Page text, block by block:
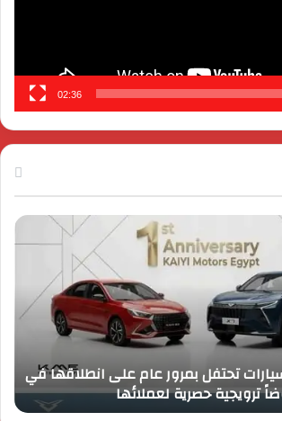
02:36
تحتفل بمرور عام على انطلاقها في
ترويجية حصرية لعملائها